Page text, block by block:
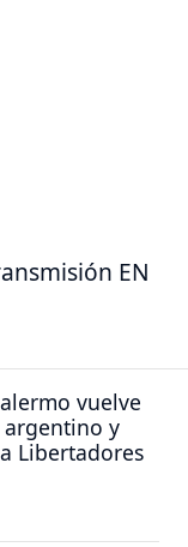
EN
vuelve
y
Libertadores